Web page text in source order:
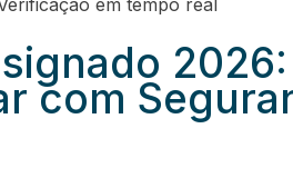
em tempo real
com